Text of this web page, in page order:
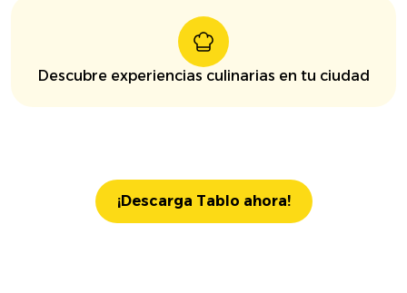
Descubre experiencias culinarias en tu ciudad
¡Descarga Tablo ahora!